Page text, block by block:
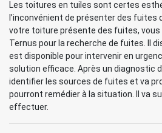
Les toitures en tuiles sont certes
l’inconvénient de présenter des fuites
votre toiture présente des fuites, vous
Ternus pour la recherche de fuites. Il
est disponible pour intervenir en
solution efficace. Après un diagnostic
identifier les sources de fuites et va
pourront remédier à la situation. Il va
effectuer.